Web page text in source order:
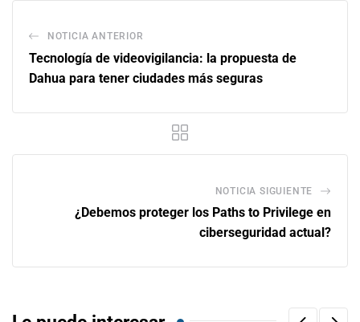
NOTICIA ANTERIOR
Tecnología de videovigilancia: la propuesta de
Dahua para tener ciudades más seguras
NOTICIA SIGUIENTE
¿Debemos proteger los Paths to Privilege en
ciberseguridad actual?